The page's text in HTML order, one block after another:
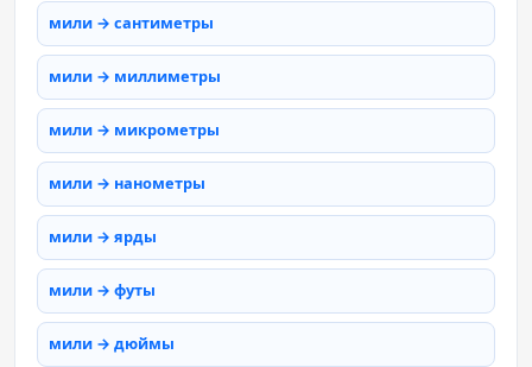
мили → сантиметры
мили → миллиметры
мили → микрометры
мили → нанометры
мили → ярды
мили → футы
мили → дюймы